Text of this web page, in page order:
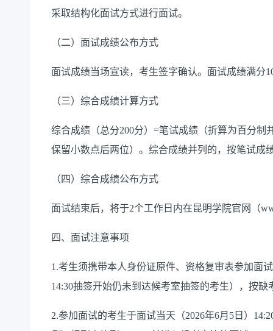
采取结构化面试方式进行面试。
（二）面试成绩公布方式
面试成绩当场宣读，考生签字确认。面试成绩满分
（三）综合成绩计算方式
综合成绩（总分200分）=笔试成绩（折算为百分
保留小数点后两位）。综合成绩并列的，按笔试成
（四）综合成绩公布方式
面试结束后，将于2个工作日内在昆明学院官网（
四、面试注意事项
1.考生须携带本人身份证原件、资格复审表参加面
14:30抽签开始仍未到达候考室抽签的考生），按缺
2.参加面试的考生于面试当天（2026年6月5日）